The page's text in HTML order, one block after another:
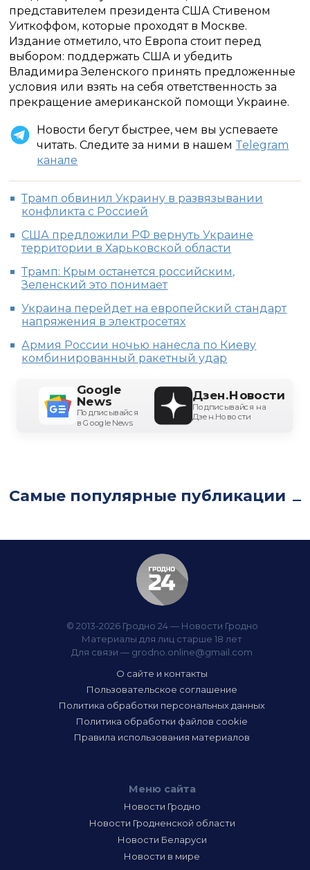
представителем президента США Стивеном
Уиткоффом, которые проходят в Москве.
Издание отметило, что Европа стоит перед
выбором: поддержать США и убедить
Владимира Зеленского принять предложенные
условия или взять на себя ответственность за
прекращение американской помощи Украине.
Новости бегут быстрее, чем вы успеваете
читать. Следите за ними в нашем Telegram
канале
Трамп обвинил Украину в развязывании
конфликта с Россией
США предложили РФ вернуть Украине
территории в Харьковской области
Трамп: Крым останется российским,
Зеленский это понимает
Украина перейдет на европейский стандарт
напряжения в электросетях
Армия России ночью нанесла по Киеву
комбинированный ракетный удар
Google
News
Подписывайся
в Google News
Дзен.Новости
Подписывайся на
Дзен.Новости
Самые популярные публикации
© 2013-2026 Гродно 24 — Новости Гродно
Материалы для лиц старше 18 лет
Для связи — grodno.online@gmail.com
О сайте и контакты
Пользовательское соглашение
Политика обработки персональных данных
Политика обработки файлов cookie
Правила использования материалов
Меню сайта
Новости Гродно
Новости Гродненской области
Новости Беларуси
Новости в мире